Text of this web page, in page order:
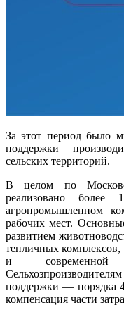
За этот период было
поддержки
сельских территорий.
В целом по
реализовано более
агропромышленном
рабочих мест.
развитием
тепличных комплексов,
и современной
поддержки — порядка
компенсация части